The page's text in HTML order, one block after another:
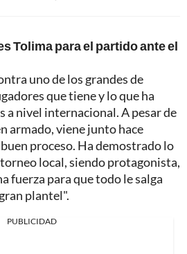
Tolima para el partido ante el
uno de los grandes de
que tiene y lo que ha
a nivel internacional. A pesar de
armado, viene junto hace
proceso. Ha demostrado lo
local, siendo protagonista,
fuerza para que todo le salga
plantel".
PUBLICIDAD